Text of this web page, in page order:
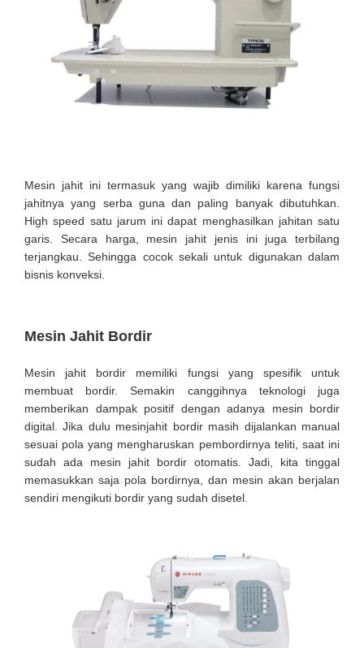
Mesin jahit ini termasuk yang wajib dimiliki karena fungsi
jahitnya yang serba guna dan paling banyak dibutuhkan.
High speed satu jarum ini dapat menghasilkan jahitan satu
garis. Secara harga, mesin jahit jenis ini juga terbilang
terjangkau. Sehingga cocok sekali untuk digunakan dalam
bisnis konveksi.
Mesin Jahit Bordir
Mesin jahit bordir memiliki fungsi yang spesifik untuk
membuat bordir. Semakin canggihnya teknologi juga
memberikan dampak positif dengan adanya mesin bordir
digital. Jika dulu mesinjahit bordir masih dijalankan manual
sesuai pola yang mengharuskan pembordirnya teliti, saat ini
sudah ada mesin jahit bordir otomatis. Jadi, kita tinggal
memasukkan saja pola bordirnya, dan mesin akan berjalan
sendiri mengikuti bordir yang sudah disetel.